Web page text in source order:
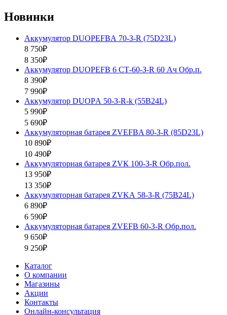
Новинки
Аккумулятор DUOPEFBА 70-З-R (75D23L)
8 750₽
8 350₽
Аккумулятор DUOPEFB 6 СТ-60-З-R 60 Ач Обр.п.
8 390₽
7 990₽
Аккумулятор DUOPА 50-З-R-k (55B24L)
5 990₽
5 690₽
Аккумуляторная батарея ZVEFBA 80-З-R (85D23L)
10 890₽
10 490₽
Аккумуляторная батарея ZVК 100-З-R Обр.пол.
13 950₽
13 350₽
Аккумуляторная батарея ZVKА 58-З-R (75B24L)
6 890₽
6 590₽
Аккумуляторная батарея ZVEFB 60-З-R Обр.пол.
9 650₽
9 250₽
Каталог
О компании
Магазины
Акции
Контакты
Онлайн-консультация